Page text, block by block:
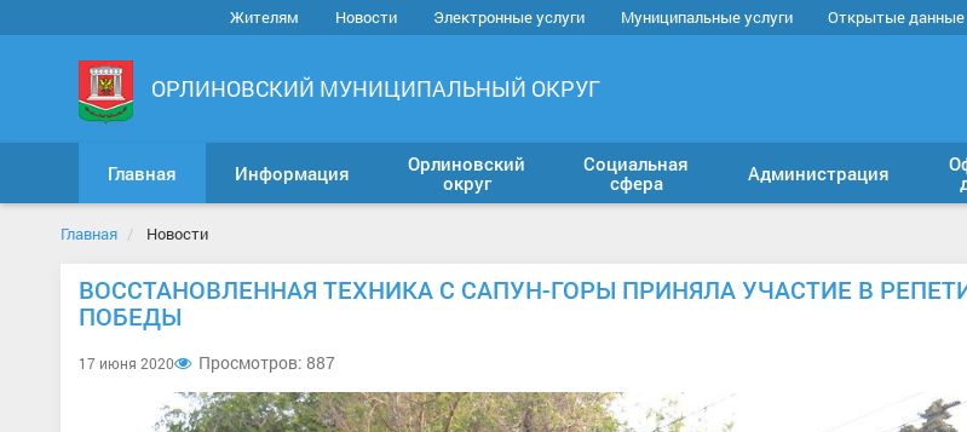
Жителям Новости Электронные услуги Муниципальные услуги Открытые данные
ОРЛИНОВСКИЙ МУНИЦИПАЛЬНЫЙ ОКРУГ
Главная Информация
Орлиновский
округ
Социальная
сфера
Администрация
Главная Новости
ВОССТАНОВЛЕННАЯ ТЕХНИКА С САПУН-ГОРЫ ПРИНЯЛА УЧАСТИЕ В
ПОБЕДЫ
17 июня 2020 Просмотров: 887